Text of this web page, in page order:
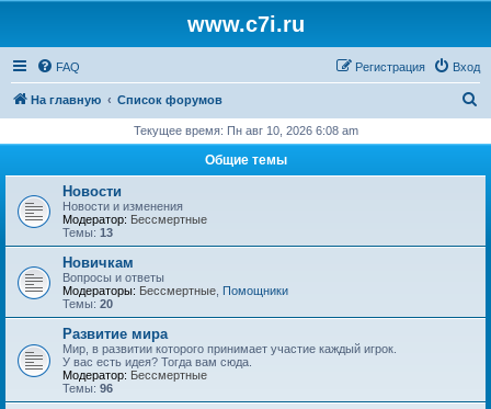
www.c7i.ru
FAQ Вход
Регистрация
На главную Список форумов
с
Текущее время: Пн авг 10, 2026 6:08 am
Общие темы
Новости
Новости и изменения
Модератор: Бессмертные
Темы: 13
Новичкам
Вопросы и ответы
Модераторы: Бессмертные Помощники
Темы: 20
Развитие мира
Мир, в развитии которого принимает участие каждый игрок.
У вас есть идея? Тогда вам сюда.
Модератор: Бессмертные
Темы: 96